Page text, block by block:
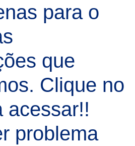
para o
que
Clique no
acessar!!
problema